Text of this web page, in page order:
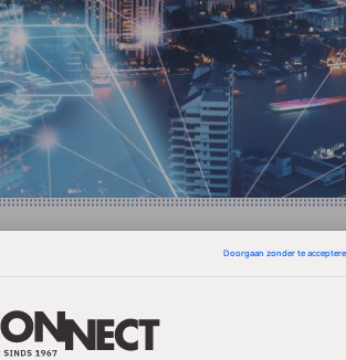
breed spectrum maar gebruikt
boven de achtergrondruis uitkomt.